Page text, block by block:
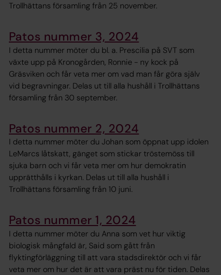
Trollhättans församling från 25 november.
Patos nummer 3, 2024
I detta nummer möter du bl. a. Prescilia på SVT som
växte upp på Kronogården, Ronnie - ny kock på
Gräsviken och får veta mer om vad man får göra själv
vid begravningar. Delas ut till alla hushåll i Trollhättans
församling från 30 september.
Patos nummer 2, 2024
I detta nummer möter du Johan som öppnat upp idolen
LeMarcs låtskatt, gänget som stickar tröstemöss till
sjuka barn och vi får veta mer om hur demokratin
upprätthålls i kyrkan. Delas ut till alla hushåll i
Trollhättans församling från 10 juni.
Patos nummer 1, 2024
I detta nummer möter du Anna som vet hur viktig
biologisk mångfald är, Said som gått från
flyktingförläggning till att vara stadsdirektör och vi får
veta mer om hur det är att vara präst nu för tiden. Delas